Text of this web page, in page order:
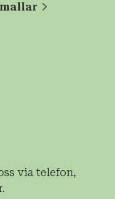
via telefon,